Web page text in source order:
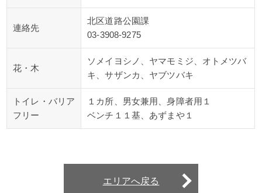
連絡先
北区道路公園課
03-3908-9275
花・木
ソメイヨシノ、ヤマモミジ、オトメツバ
キ、サザンカ、ヤブツバキ
トイレ・バリア
フリー
１カ所、男女兼用、身障者用１
ベンチ１１基、あずまや１
エリアへ戻る